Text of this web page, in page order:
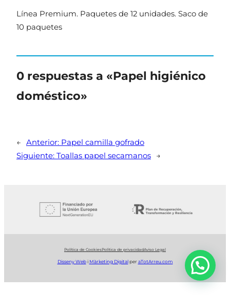
Línea Premium. Paquetes de 12 unidades. Saco de
10 paquetes
0 respuestas a «Papel higiénico
doméstico»
← Anterior: Papel camilla gofrado
Siguiente: Toallas papel secamanos →
Política de CookiesPolítica de privacidadAviso Legal
Disseny Webi Màrketing DigitalperaTotArreu.com